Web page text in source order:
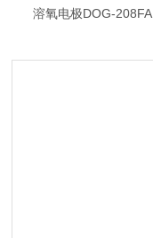
溶氧电极DOG-208FA